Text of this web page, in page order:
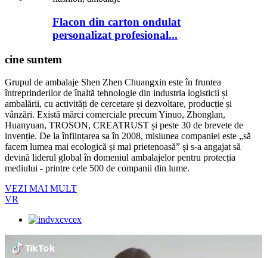
Flacon din carton ondulat
personalizat profesional...
cine suntem
Grupul de ambalaje Shen Zhen Chuangxin este în fruntea
întreprinderilor de înaltă tehnologie din industria logisticii și
ambalării, cu activități de cercetare și dezvoltare, producție și
vânzări. Există mărci comerciale precum Yinuo, Zhonglan,
Huanyuan, TROSON, CREATRUST și peste 30 de brevete de
invenție. De la înființarea sa în 2008, misiunea companiei este „să
facem lumea mai ecologică și mai prietenoasă” și s-a angajat să
devină liderul global în domeniul ambalajelor pentru protecția
mediului - printre cele 500 de companii din lume.
VEZI MAI MULT
VR